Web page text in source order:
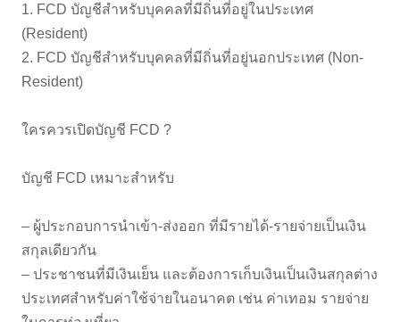
1. FCD บัญชีสำหรับบุคคลที่มีถิ่นที่อยู่ในประเทศ
(Resident)
2. FCD บัญชีสำหรับบุคคลที่มีถิ่นที่อยู่นอกประเทศ (Non-
Resident)
ใครควรเปิดบัญชี FCD ?
บัญชี FCD เหมาะสำหรับ
– ผู้ประกอบการนำเข้า-ส่งออก ที่มีรายได้-รายจ่ายเป็นเงิน
สกุลเดียวกัน
– ประชาชนที่มีเงินเย็น และต้องการเก็บเงินเป็นเงินสกุลต่าง
ประเทศสำหรับค่าใช้จ่ายในอนาคต เช่น ค่าเทอม รายจ่าย